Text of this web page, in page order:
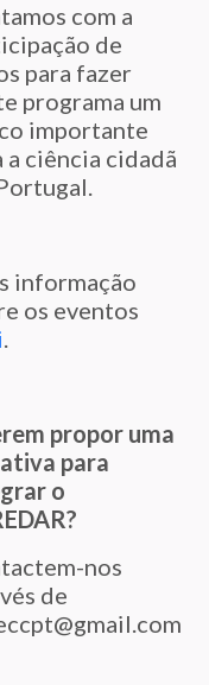
com a
de
para fazer
programa um
importante
a ciência cidadã
informação
os eventos
.
propor uma
para
o
nos
de